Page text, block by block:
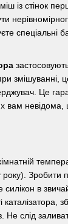
із стінок
спеціальні
змішуванні,
Це
невідома,
Зробити
силікон в
Не слід